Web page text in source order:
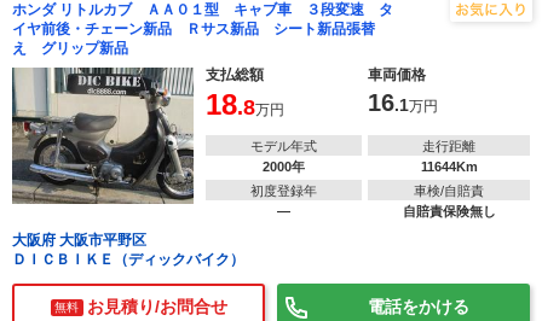
ホンダ リトルカブ ＡＡ０１型 キャブ車 ３段変速 タ
イヤ前後・チェーン新品 Ｒサス新品 シート新品張替
え グリップ新品
支払総額
車両価格
18.8万円 16.1万円
モデル年式
2000年
走行距離
11644Km
初度登録年
―
車検/自賠責
自賠責保険無し
大阪府 大阪市平野区
ＤＩＣＢＩＫＥ（ディックバイク）
無料 お見積り/お問合せ 電話をかける